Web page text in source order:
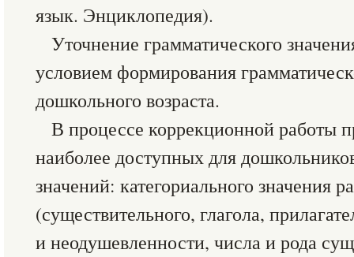
язык. Энциклопедия).
Уточнение грамматического
условием формирования
дошкольного возраста.
В процессе коррекционной работы
наиболее доступных для
значений: категориального значения
(существительного, глагола,
и неодушевленности, числа и рода